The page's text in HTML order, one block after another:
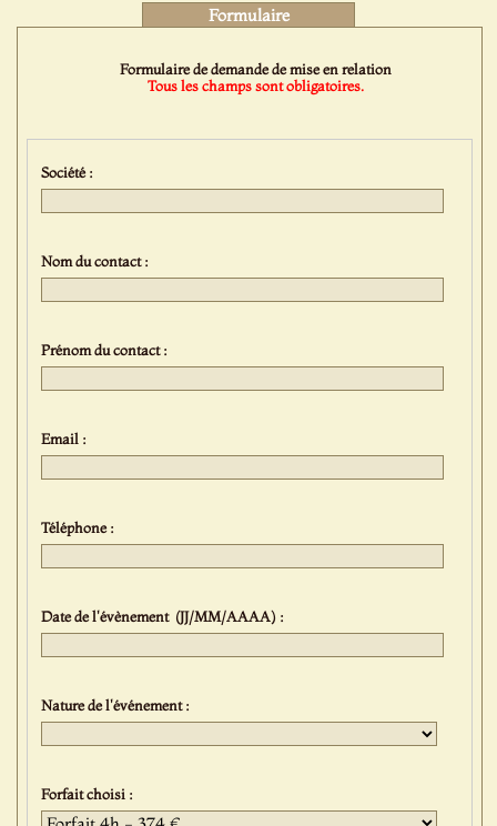
Formulaire
Formulaire de demande de mise en relation
Tous les champs sont obligatoires.
Société :
Nom du contact :
Prénom du contact :
Email :
Téléphone :
Date de l'évènement (JJ/MM/AAAA) :
Nature de l'événement :
Forfait choisi :